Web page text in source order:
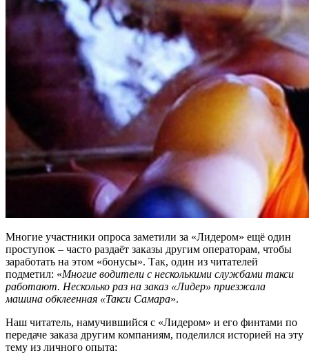
Многие участники опроса заметили за «Лидером» ещё один
проступок – часто раздаёт заказы другим операторам, чтобы
заработать на этом «бонусы». Так, один из читателей
подметил: «Многие водители с несколькими службами такси
работают. Несколько раз на заказ «Лидер» приезжала
машина обклеенная «Такси Самара».
Наш читатель, намучившийся с «Лидером» и его финтами по
передаче заказа другим компаниям, поделился историей на эту
тему из личного опыта: